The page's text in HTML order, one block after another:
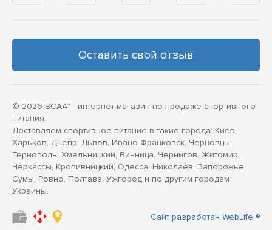
Оставить свой отзыв
© 2026 BCAA™ - интернет магазин по продаже спортивного
питания.
Доставляем спортивное питание в такие города: Киев,
Харьков, Днепр, Львов, Ивано-Франковск, Черновцы,
Тернополь, Хмельницкий, Винница, Чернигов, Житомир,
Черкассы, Кропивницкий, Одесса, Николаев, Запорожье,
Сумы, Ровно, Полтава, Ужгород и по другим городам
Украины.
Сайт разработан WebLife ®